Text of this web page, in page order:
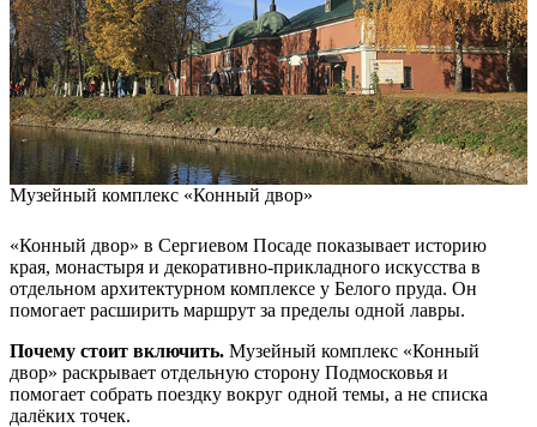
Музейный комплекс «Конный двор»
«Конный двор» в Сергиевом Посаде показывает историю
края, монастыря и декоративно-прикладного искусства в
отдельном архитектурном комплексе у Белого пруда. Он
помогает расширить маршрут за пределы одной лавры.
Почему стоит включить. Музейный комплекс «Конный
двор» раскрывает отдельную сторону Подмосковья и
помогает собрать поездку вокруг одной темы, а не списка
далёких точек.